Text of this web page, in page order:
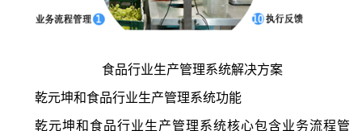
食品行业生产管理系统解决方案
乾元坤和食品行业生产管理系统功能
乾元坤和食品行业生产管理系统核心包含业务流程管